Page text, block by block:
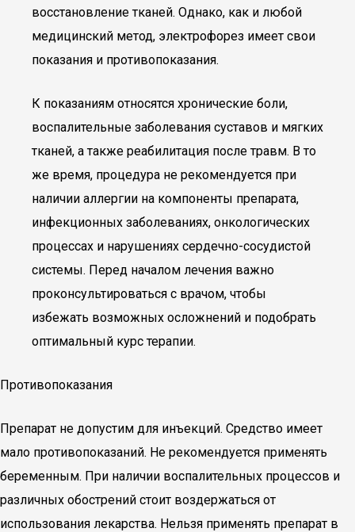
восстановление тканей. Однако, как и любой
медицинский метод, электрофорез имеет свои
показания и противопоказания.
К показаниям относятся хронические боли,
воспалительные заболевания суставов и мягких
тканей, а также реабилитация после травм. В то
же время, процедура не рекомендуется при
наличии аллергии на компоненты препарата,
инфекционных заболеваниях, онкологических
процессах и нарушениях сердечно-сосудистой
системы. Перед началом лечения важно
проконсультироваться с врачом, чтобы
избежать возможных осложнений и подобрать
оптимальный курс терапии.
Противопоказания
Препарат не допустим для инъекций. Средство имеет
мало противопоказаний. Не рекомендуется применять
беременным. При наличии воспалительных процессов и
различных обострений стоит воздержаться от
использования лекарства. Нельзя применять препарат в